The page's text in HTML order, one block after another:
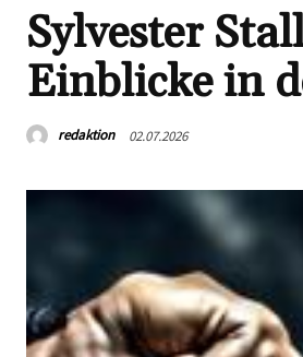
Sylvester
Einblicke in
redaktion 02.07.2026